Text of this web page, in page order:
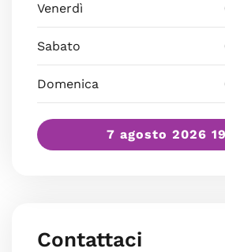
Venerdì
Sabato
Domenica
7 agosto 2026
Contattaci